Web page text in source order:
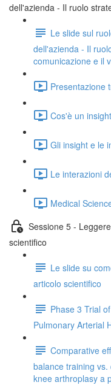
dell'azienda - Il ruolo
Le slide sul
dell'azienda - Il
comunicazione e il
Presentazione
Cos'è un
Gli insight e le
Le interazioni
Medical
Sessione 5 -
scientifico
Le slide su
articolo scientifico
Phase 3 Trial
Pulmonary Arterial
Comparative
balance training
knee arthroplasy a